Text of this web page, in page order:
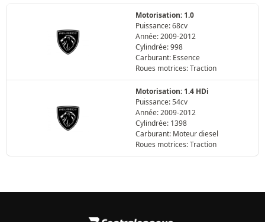
Motorisation: 1.0
Puissance: 68cv
Année: 2009-2012
Cylindrée: 998
Carburant: Essence
Roues motrices: Traction
Motorisation: 1.4 HDi
Puissance: 54cv
Année: 2009-2012
Cylindrée: 1398
Carburant: Moteur diesel
Roues motrices: Traction